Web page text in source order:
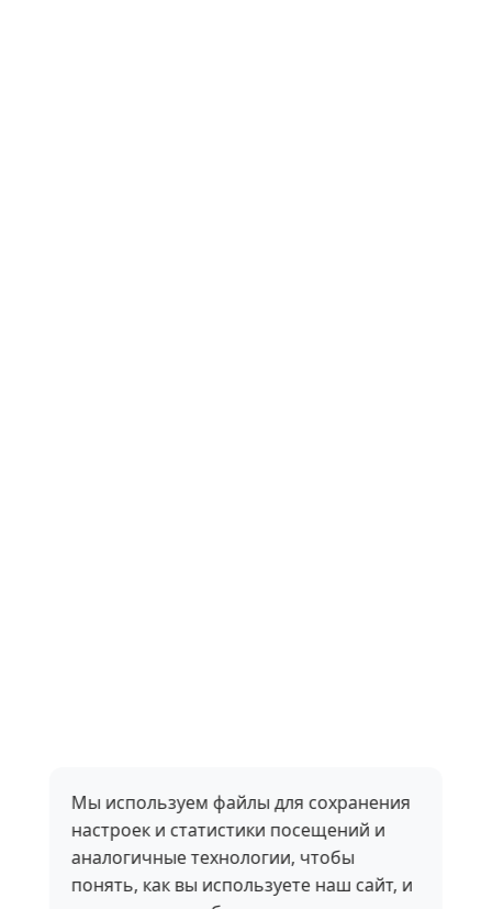
Мы используем файлы для сохранения
настроек и статистики посещений и
аналогичные технологии, чтобы
понять, как вы используете наш сайт, и